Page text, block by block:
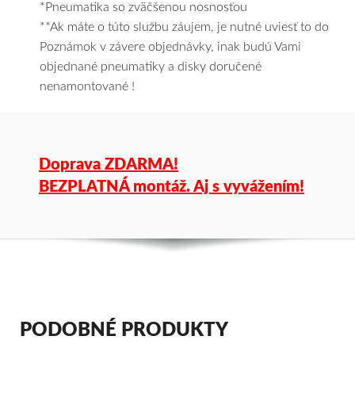
*Pneumatika so zväčšenou nosnosťou
**Ak máte o túto službu záujem, je nutné uviesť to do
Poznámok v závere objednávky, inak budú Vami
objednané pneumatiky a disky doručené
nenamontované !
Doprava ZDARMA!
BEZPLATNÁ montáž. Aj s vyvážením!
PODOBNÉ PRODUKTY